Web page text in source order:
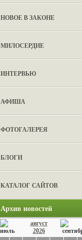
НОВОЕ В ЗАКОНЕ
МИЛОСЕРДИЕ
ИНТЕРВЬЮ
АФИША
ФОТОГАЛЕРЕЯ
БЛОГИ
КАТАЛОГ САЙТОВ
Архив новостей
август
2026